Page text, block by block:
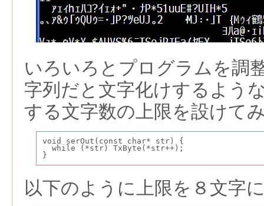
いろいろとプログラムを調
字列だと文字化けするよう
する文字数の上限を設けて
void serOut(const char* str) {
while (*str) TxByte(*str++);
}
以下のように上限を８文字